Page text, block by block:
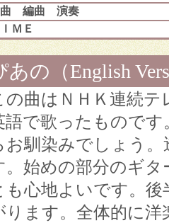
曲 編曲 演奏
ＭＥ
あの（English
の曲はＮＨＫ連続
語で歌ったもので
お馴染みでしょう
。始めの部分のギ
も心地よいです。
ります。全体的に